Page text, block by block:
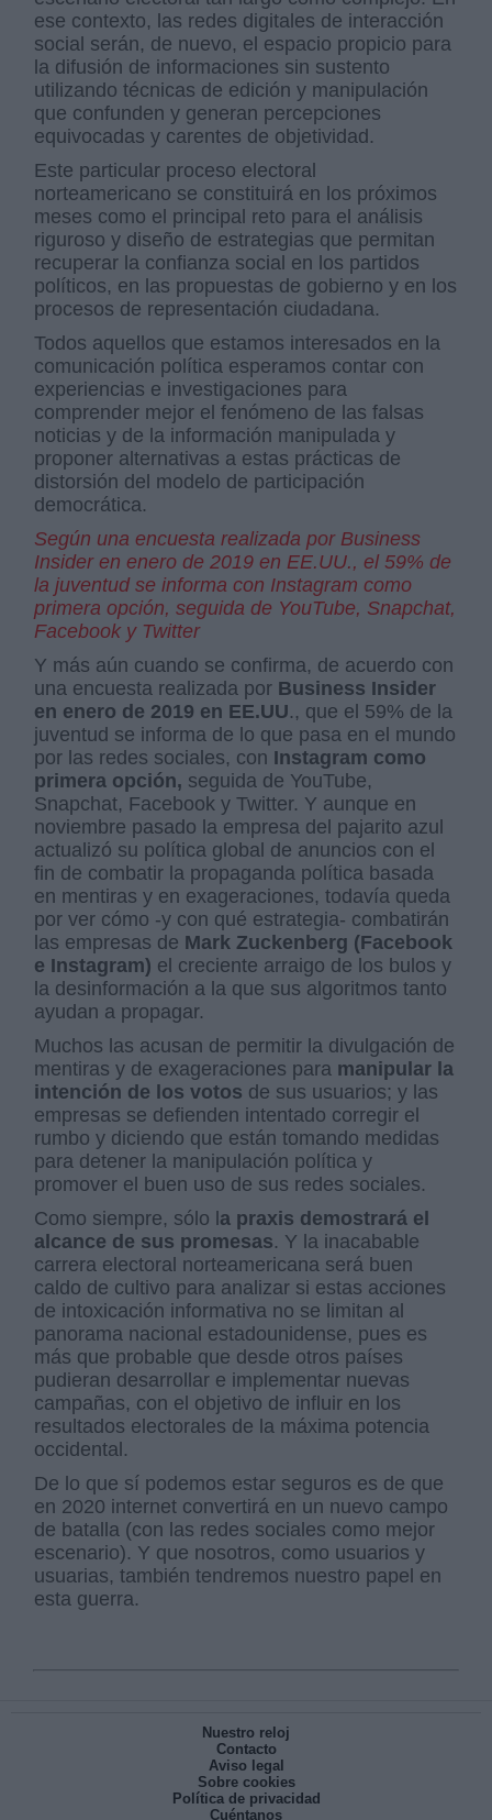
ese contexto, las redes digitales de interacción
social serán, de nuevo, el espacio propicio para
la difusión de informaciones sin sustento
utilizando técnicas de edición y manipulación
que confunden y generan percepciones
equivocadas y carentes de objetividad.
Este particular proceso electoral
norteamericano se constituirá en los próximos
meses como el principal reto para el análisis
riguroso y diseño de estrategias que permitan
recuperar la confianza social en los partidos
políticos, en las propuestas de gobierno y en los
procesos de representación ciudadana.
Todos aquellos que estamos interesados en la
comunicación política esperamos contar con
experiencias e investigaciones para
comprender mejor el fenómeno de las falsas
noticias y de la información manipulada y
proponer alternativas a estas prácticas de
distorsión del modelo de participación
democrática.
Según una encuesta realizada por Business
Insider en enero de 2019 en EE.UU., el 59% de
la juventud se informa con Instagram como
primera opción, seguida de YouTube, Snapchat,
Facebook y Twitter
Y más aún cuando se confirma, de acuerdo con
una encuesta realizada por Business Insider
en enero de 2019 en EE.UU., que el 59% de la
juventud se informa de lo que pasa en el mundo
por las redes sociales, con Instagram como
primera opción, seguida de YouTube,
Snapchat, Facebook y Twitter. Y aunque en
noviembre pasado la empresa del pajarito azul
actualizó su política global de anuncios con el
fin de combatir la propaganda política basada
en mentiras y en exageraciones, todavía queda
por ver cómo -y con qué estrategia- combatirán
las empresas de Mark Zuckenberg (Facebook
e Instagram) el creciente arraigo de los bulos y
la desinformación a la que sus algoritmos tanto
ayudan a propagar.
Muchos las acusan de permitir la divulgación de
mentiras y de exageraciones para manipular la
intención de los votos de sus usuarios; y las
empresas se defienden intentado corregir el
rumbo y diciendo que están tomando medidas
para detener la manipulación política y
promover el buen uso de sus redes sociales.
Como siempre, sólo l a praxis demostrará el
alcance de sus promesas. Y la inacabable
carrera electoral norteamericana será buen
caldo de cultivo para analizar si estas acciones
de intoxicación informativa no se limitan al
panorama nacional estadounidense, pues es
más que probable que desde otros países
pudieran desarrollar e implementar nuevas
campañas, con el objetivo de influir en los
resultados electorales de la máxima potencia
occidental.
De lo que sí podemos estar seguros es de que
en 2020 internet convertirá en un nuevo campo
de batalla (con las redes sociales como mejor
escenario). Y que nosotros, como usuarios y
usuarias, también tendremos nuestro papel en
esta guerra.
Nuestro reloj
Contacto
Aviso legal
Sobre cookies
Política de privacidad
Cuéntanos